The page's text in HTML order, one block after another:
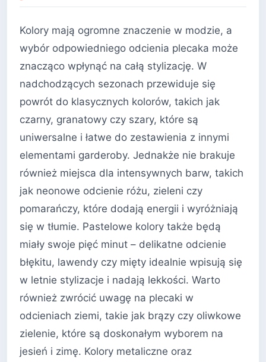
Kolory mają ogromne znaczenie w modzie, a
wybór odpowiedniego odcienia plecaka może
znacząco wpłynąć na całą stylizację. W
nadchodzących sezonach przewiduje się
powrót do klasycznych kolorów, takich jak
czarny, granatowy czy szary, które są
uniwersalne i łatwe do zestawienia z innymi
elementami garderoby. Jednakże nie brakuje
również miejsca dla intensywnych barw, takich
jak neonowe odcienie różu, zieleni czy
pomarańczy, które dodają energii i wyróżniają
się w tłumie. Pastelowe kolory także będą
miały swoje pięć minut – delikatne odcienie
błękitu, lawendy czy mięty idealnie wpisują się
w letnie stylizacje i nadają lekkości. Warto
również zwrócić uwagę na plecaki w
odcieniach ziemi, takie jak brązy czy oliwkowe
zielenie, które są doskonałym wyborem na
jesień i zimę. Kolory metaliczne oraz